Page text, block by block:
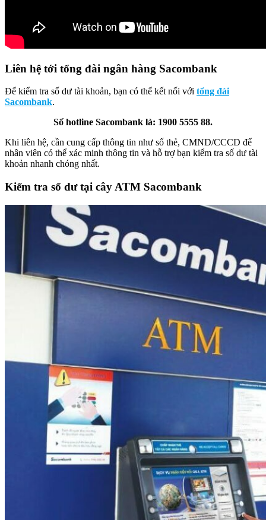
Liên hệ tới tổng đài ngân hàng Sacombank
Để kiểm tra số dư tài khoản, bạn có thể kết nối với tổng đài
Sacombank.
Số hotline Sacombank là: 1900 5555 88.
Khi liên hệ, cần cung cấp thông tin như số thẻ, CMND/CCCD để
nhân viên có thể xác minh thông tin và hỗ trợ bạn kiểm tra số dư tài
khoản nhanh chóng nhất.
Kiểm tra số dư tại cây ATM Sacombank